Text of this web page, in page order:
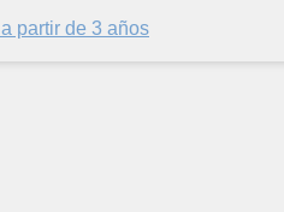
partir de 3 años